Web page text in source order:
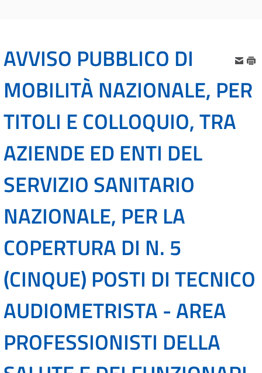
AVVISO PUBBLICO DI
MOBILITÀ NAZIONALE, PER
TITOLI E COLLOQUIO, TRA
AZIENDE ED ENTI DEL
SERVIZIO SANITARIO
NAZIONALE, PER LA
COPERTURA DI N. 5
(CINQUE) POSTI DI TECNICO
AUDIOMETRISTA - AREA
PROFESSIONISTI DELLA